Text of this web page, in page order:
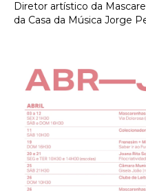
Diretor artístico da
da Casa da Música Jorge